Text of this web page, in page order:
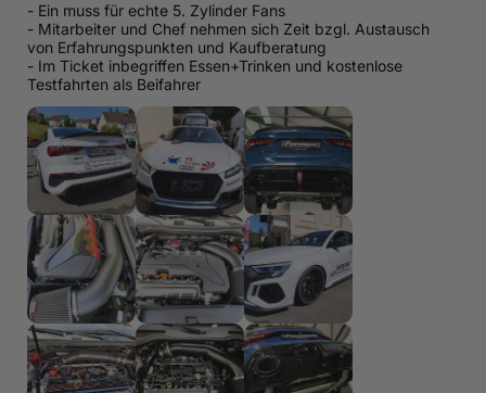
- Ein muss für echte 5. Zylinder Fans
- Mitarbeiter und Chef nehmen sich Zeit bzgl. Austausch
von Erfahrungspunkten und Kaufberatung
- Im Ticket inbegriffen Essen+Trinken und kostenlose
Testfahrten als Beifahrer